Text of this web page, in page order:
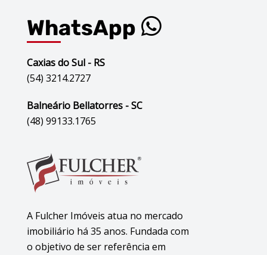
WhatsApp
Caxias do Sul - RS
(54) 3214.2727
Balneário Bellatorres - SC
(48) 99133.1765
A Fulcher Imóveis atua no mercado
imobiliário há 35 anos. Fundada com
o objetivo de ser referência em